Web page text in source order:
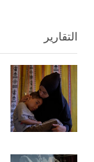
التقارير